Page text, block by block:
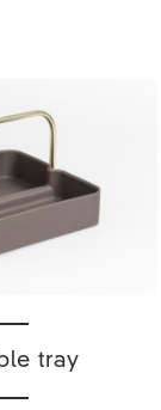
tray